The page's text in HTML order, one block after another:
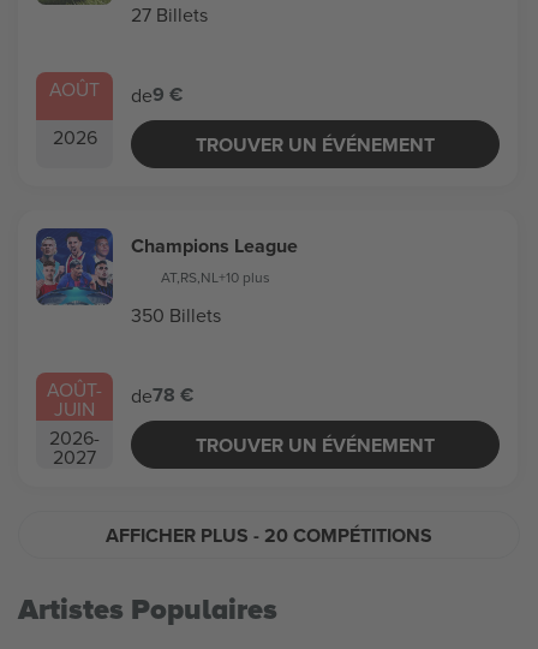
AOÛT
2026
27 Billets
de9 €
TROUVER UN ÉVÉNEMENT
AOÛT-
JUIN
2026-
2027
Champions League
AT,RS,NL+10 plus
350 Billets
de78 €
TROUVER UN ÉVÉNEMENT
AFFICHER PLUS - 20 COMPÉTITIONS
Artistes Populaires